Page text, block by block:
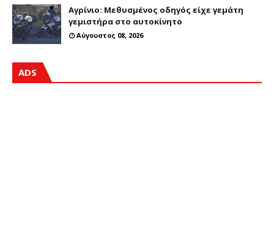
Αγρίνιο: Μεθυσμένος οδηγός είχε γεμάτη
γεμιστήρα στο αυτοκίνητο
Αύγουστος 08, 2026
ADS